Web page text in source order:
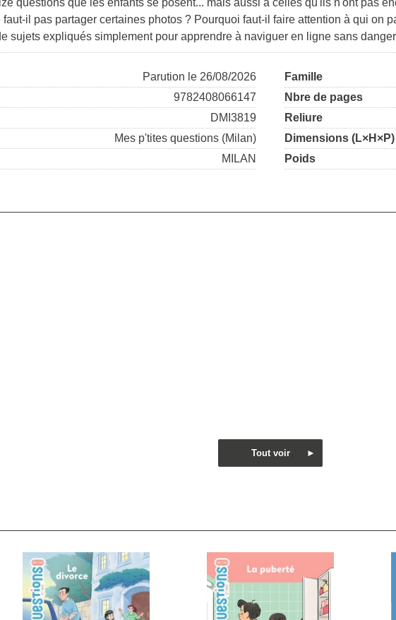
questions que les enfants se posent... mais aussi à celles qu'ils n'ont pas
il pas partager certaines photos ? Pourquoi faut-il faire attention à qui on
sujets expliqués simplement pour apprendre à naviguer en ligne sans
Parution le 26/08/2026
9782408066147
DMI3819
Mes p'tites questions (Milan)
MILAN
Famille
Nbre de pages
Reliure
Dimensions (L×H×P)
Poids